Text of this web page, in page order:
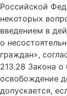
Российской
некоторых
введением в
о
граждан»,
213.28 Закона о
освобождение
допускается,